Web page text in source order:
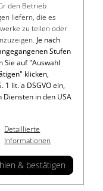
den Betrieb
liefern, die es
zu teilen oder
Je nach
Stufen
Sie auf "Auswahl
klicken,
1 lit. a DSGVO ein,
in den USA
Detaillierte
Informationen
& bestätigen